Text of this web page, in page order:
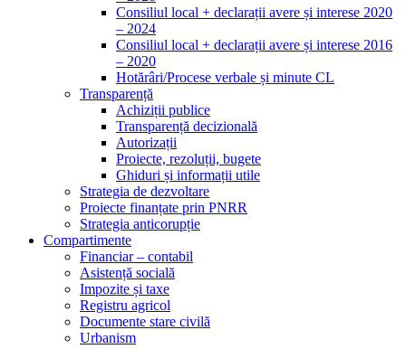
Consiliul local + declarații avere și interese 2020
– 2024
Consiliul local + declarații avere și interese 2016
– 2020
Hotărâri/Procese verbale și minute CL
Transparență
Achiziții publice
Transparență decizională
Autorizații
Proiecte, rezoluții, bugete
Ghiduri și informații utile
Strategia de dezvoltare
Proiecte finanțate prin PNRR
Strategia anticorupție
Compartimente
Financiar – contabil
Asistență socială
Impozite și taxe
Registru agricol
Documente stare civilă
Urbanism